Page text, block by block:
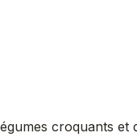
croquants